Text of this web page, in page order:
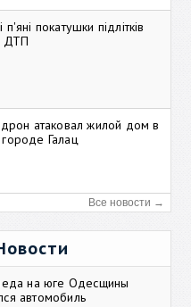
покатушки підлітків
ДТП
дрон атаковал жилой дом в
Галац
Все новости →
на юге Одесщины
автомобиль